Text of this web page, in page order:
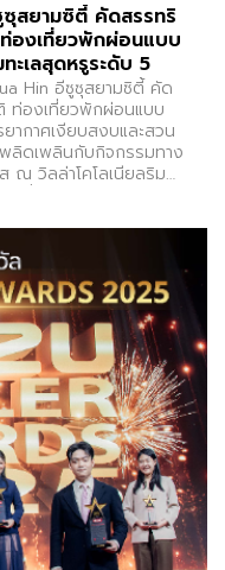
สยามซิตี้ คัดสรรทริ
องเที่ยวพักผ่อนแบบ
ะเลสุดหรูระดับ 5
Hin อีซูซุสยามซิตี้ คัด
ท่องเที่ยวพักผ่อนแบบ
ากาศเงียบสงบและสวน
พลิดเพลินกับกิจกรรมทาง
ณ วิลล่าโคโลเนียลริม
าะทุกความไว้วางใจ
อ❤️